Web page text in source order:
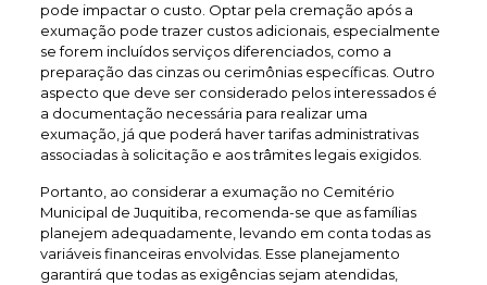
pode impactar o custo. Optar pela cremação após a
exumação pode trazer custos adicionais, especialmente
se forem incluídos serviços diferenciados, como a
preparação das cinzas ou cerimônias específicas. Outro
aspecto que deve ser considerado pelos interessados é
a documentação necessária para realizar uma
exumação, já que poderá haver tarifas administrativas
associadas à solicitação e aos trâmites legais exigidos.
Portanto, ao considerar a exumação no Cemitério
Municipal de Juquitiba, recomenda-se que as famílias
planejem adequadamente, levando em conta todas as
variáveis financeiras envolvidas. Esse planejamento
garantirá que todas as exigências sejam atendidas,